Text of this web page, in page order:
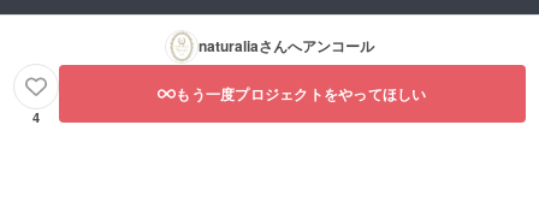
naturaliaさんへアンコール
4
もう一度プロジェクトをやってほしい